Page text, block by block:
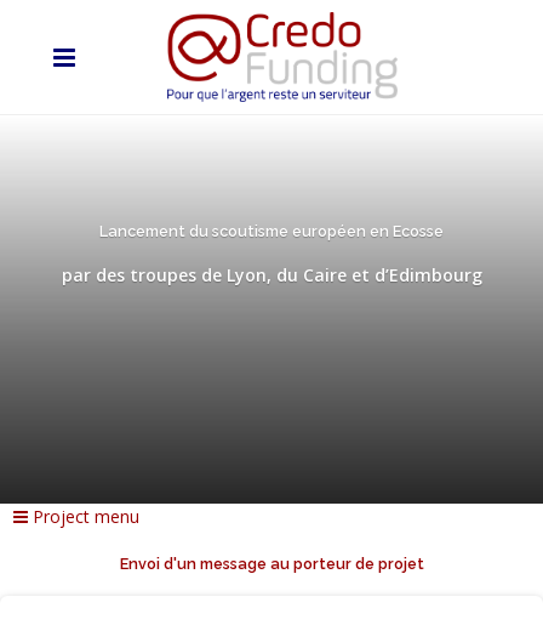
Lancement du scoutisme européen en Ecosse
par des troupes de Lyon, du Caire et d’Edimbourg
Project menu
Envoi d'un message au porteur de projet